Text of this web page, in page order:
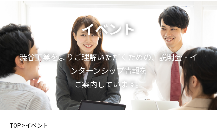
イベント
澁谷工業をよりご理解いただくための、説明会・イ
ンターンシップ情報を
ご案内しています。
TOP>イベント